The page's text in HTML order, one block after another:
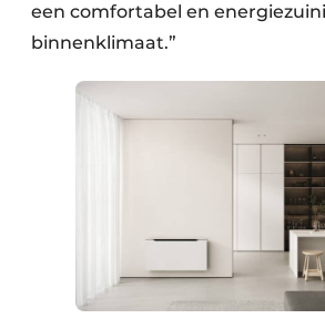
een comfortabel en
binnenklimaat.”